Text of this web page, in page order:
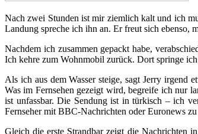
Nach zwei Stunden ist mir ziemlich kalt und ich
Landung spreche ich ihn an. Er freut sich ebenso,
Nachdem ich zusammen gepackt habe,
Ich kehre zum Wohnmobil zurück. Dort springe
Als ich aus dem Wasser steige, sagt Jerry irgend
Was im Fernsehen gezeigt wird, begreife ich nur
ist unfassbar. Die Sendung ist in türkisch – ich
Fernseher mit BBC-Nachrichten oder Euronews
Gleich die erste Strandbar zeigt die Nachrichten